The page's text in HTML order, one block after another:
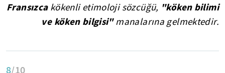
Fransızcakökenli etimoloji sözcüğü, "köken bilimi
ve köken bilgisi"manalarına gelmektedir.
8/10